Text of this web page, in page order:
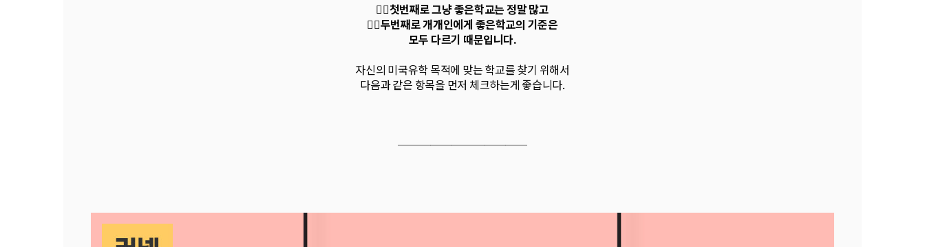
☝🏻첫번째로 그냥 좋은학교는 정말 많고
✌🏻두번째로 개개인에게 좋은학교의 기준은
모두 다르기 때문입니다.
자신의 미국유학 목적에 맞는 학교를 찾기 위해서
다음과 같은 항목을 먼저 체크하는게 좋습니다.
────────────